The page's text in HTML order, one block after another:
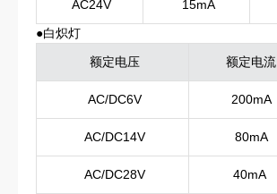
AC24V 15mA
●白炽灯
额定电压
额定电流
AC/DC6V 200mA
AC/DC14V 80mA
AC/DC28V 40mA